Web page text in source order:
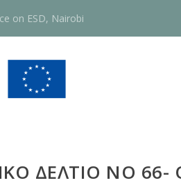
on ESD, Nairobi
ΔΕΛΤΙΟ NO 66-